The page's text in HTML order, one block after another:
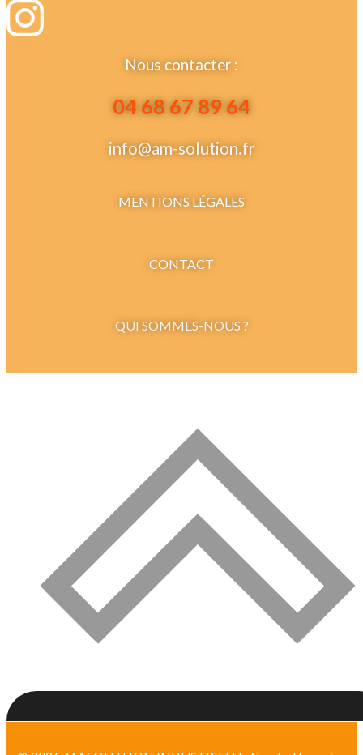
Nous contacter :
04 68 67 89 64
info@am-solution.fr
MENTIONS LÉGALES
CONTACT
QUI SOMMES-NOUS ?